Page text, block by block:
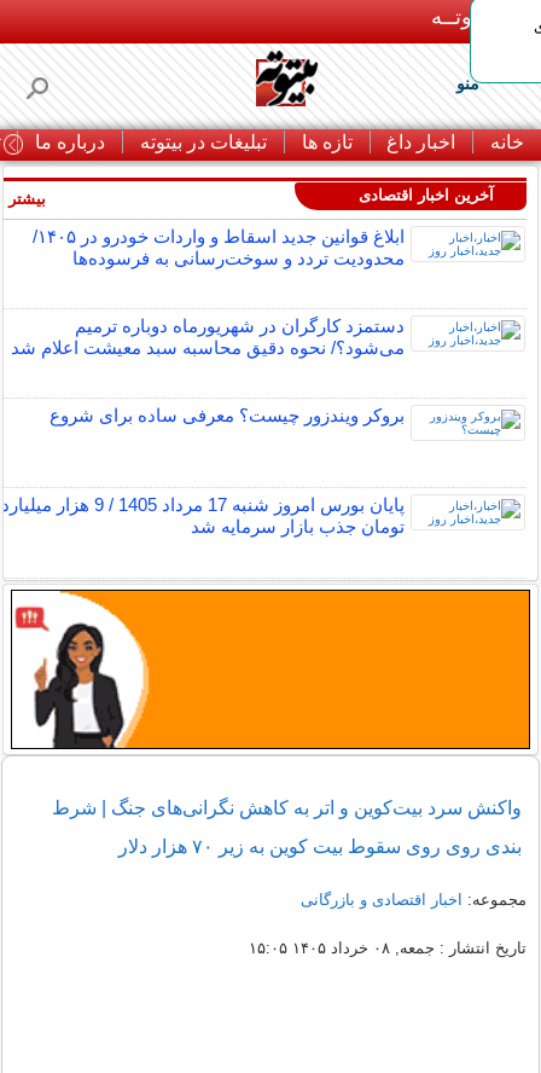
بـیتوتــه
منو
خانه اخبار داغ تازه ها تبلیغات در بیتوته درباره ما
آخرین اخبار اقتصادی
ابلاغ قوانین جدید اسقاط و واردات خودرو در ۱۴۰۵/
محدودیت تردد و سوخت‌رسانی به فرسوده‌ها
دستمزد کارگران در شهریورماه دوباره ترمیم
می‌شود؟/ نحوه دقیق محاسبه سبد معیشت اعلام شد
بروکر ویندزور چیست؟ معرفی ساده برای شروع
پایان بورس امروز شنبه 17 مرداد 1405 / 9 هزار میلیارد
تومان جذب بازار سرمایه شد
بیشتر
واکنش سرد بیت‌کوین و اتر به کاهش نگرانی‌های جنگ | شرط
بندی روی روی سقوط بیت کوین به زیر ۷۰ هزار دلار
مجموعه: اخبار اقتصادی و بازرگانی
تاریخ انتشار : جمعه, ۰۸ خرداد ۱۴۰۵ ۱۵:۰۵